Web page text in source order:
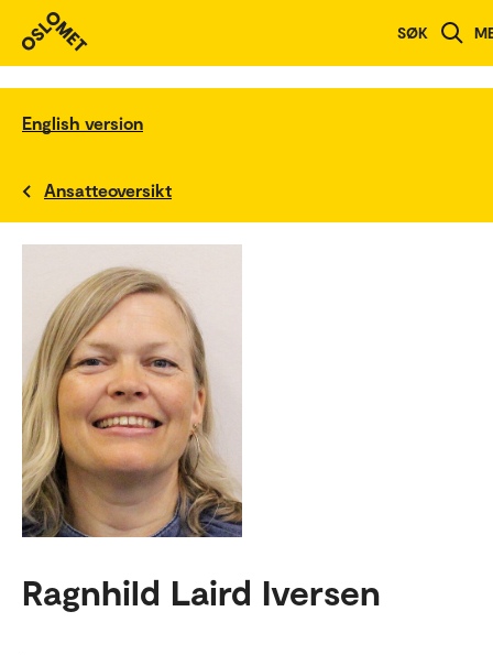
SØK
English version
Ansatteoversikt
Ragnhild Laird Iversen